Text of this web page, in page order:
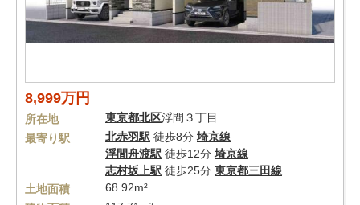
8,999万円
所在地 東京都北区浮間３丁目
最寄り駅
北赤羽駅 徒歩8分 埼京線
浮間舟渡駅 徒歩12分 埼京線
志村坂上駅 徒歩25分 東京都三田線
土地面積
68.92m²